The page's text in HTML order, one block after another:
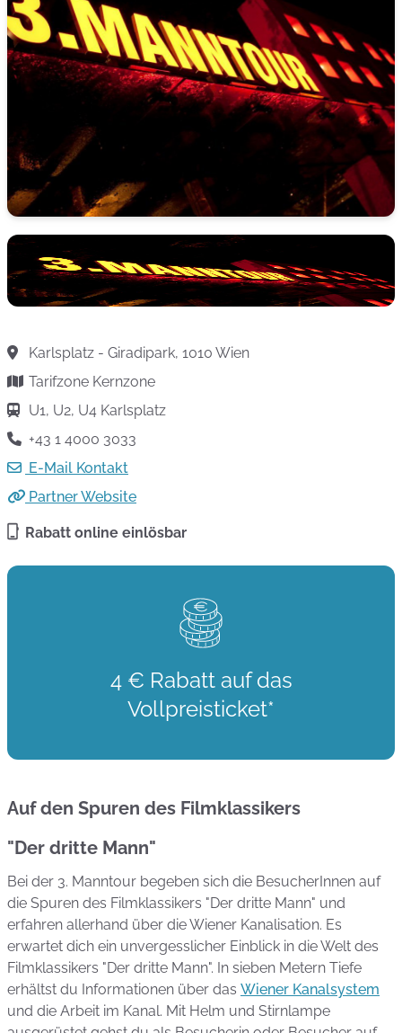
Karlsplatz - Giradipark, 1010 Wien
Tarifzone Kernzone
U1, U2, U4 Karlsplatz
+43 1 4000 3033
E-Mail Kontakt
Partner Website
Rabatt online einlösbar
4 € Rabatt auf das
Vollpreisticket*
Auf den Spuren des Filmklassikers
"Der dritte Mann"
Bei der 3. Manntour begeben sich die BesucherInnen auf
die Spuren des Filmklassikers "Der dritte Mann" und
erfahren allerhand über die Wiener Kanalisation. Es
erwartet dich ein unvergesslicher Einblick in die Welt des
Filmklassikers "Der dritte Mann". In sieben Metern Tiefe
erhältst du Informationen über das Wiener Kanalsystem
und die Arbeit im Kanal. Mit Helm und Stirnlampe